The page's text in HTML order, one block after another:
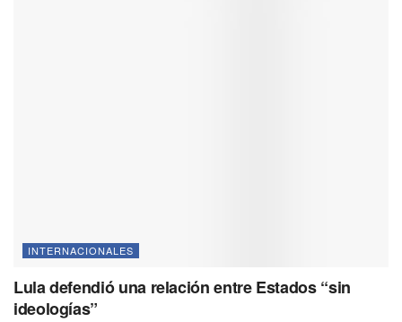
INTERNACIONALES
Lula defendió una relación entre Estados “sin
ideologías”